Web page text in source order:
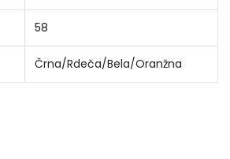
58
Črna/Rdeča/Bela/Oranžna